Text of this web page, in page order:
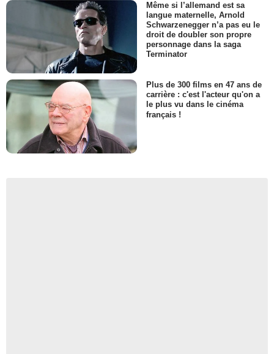
Même si l’allemand est sa
langue maternelle, Arnold
Schwarzenegger n’a pas eu le
droit de doubler son propre
personnage dans la saga
Terminator
Plus de 300 films en 47 ans de
carrière : c'est l'acteur qu'on a
le plus vu dans le cinéma
français !